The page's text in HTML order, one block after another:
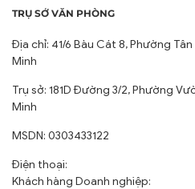
TRỤ SỞ VĂN PHÒNG
Địa chỉ: 41/6 Bàu Cát 8, Phường
Minh
Trụ sở: 181D Đường 3/2, Phường
Minh
MSDN: 0303433122
Điện thoại:
Khách hàng Doanh nghiệp: